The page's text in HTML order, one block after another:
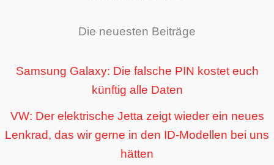
Die neuesten Beiträge
Samsung Galaxy: Die falsche PIN kostet euch
künftig alle Daten
VW: Der elektrische Jetta zeigt wieder ein neues
Lenkrad, das wir gerne in den ID-Modellen bei uns
hätten